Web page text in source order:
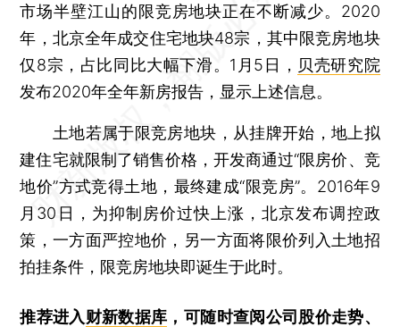
市场半壁江山的限竞房地块正在不断减少。2020
年，北京全年成交住宅地块48宗，其中限竞房地块
仅8宗，占比同比大幅下滑。1月5日， 贝壳研究院
发布2020年全年新房报告，显示上述信息。
土地若属于限竞房地块，从挂牌开始，地上拟
建住宅就限制了销售价格，开发商通过“限房价、竞
地价”方式竞得土地，最终建成“限竞房”。2016年9
月30日，为抑制房价过快上涨，北京发布调控政
策，一方面严控地价，另一方面将限价列入土地招
拍挂条件，限竞房地块即诞生于此时。
推荐进入财新数据库 ，可随时查阅公司股价走势、